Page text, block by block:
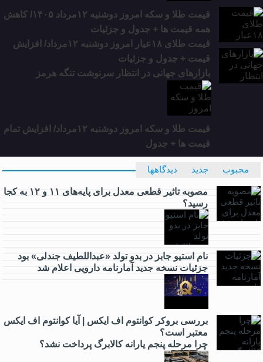
قیمت طلا و سکه امروز دوشنبه ۱۲مرداد ۱۴۰۵/ کاهش
همه قیمت ها + جدول و جزئیات
قیمت طلای ۱۸عیار امروز دوشنبه ۱۲مرداد/ افزایش
قیمت + جدول و جزئیات
بازارهای جهانی در انتظار سرنوشت تنگه هرمز
قیمت طلا و سکه امروز دوشنبه ۱۲مرداد/ افزایش تمام
قیمت ها + جدول
محبوب جدید دیدگاهها
مصوبه تاثیر قطعی معدل برای پایه‌های ۱۱ و ۱۲ به کجا
رسید؟
نام استیو جابز در بدو تولد «عبداللطیف جندلی» بود
جزئیات نسخه جدید آمارنامه دارویی اعلام شد
بررسی بروکر کوانتوم اف ایکس | آیا کوانتوم اف ایکس
معتبر است؟
چرا مرحله پنجم یارانه کالابرگ پرداخت نشد؟